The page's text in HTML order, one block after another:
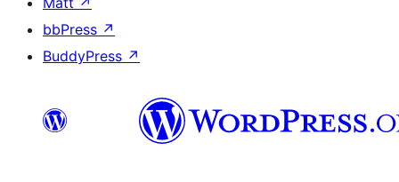
bbPress ↗
BuddyPress ↗